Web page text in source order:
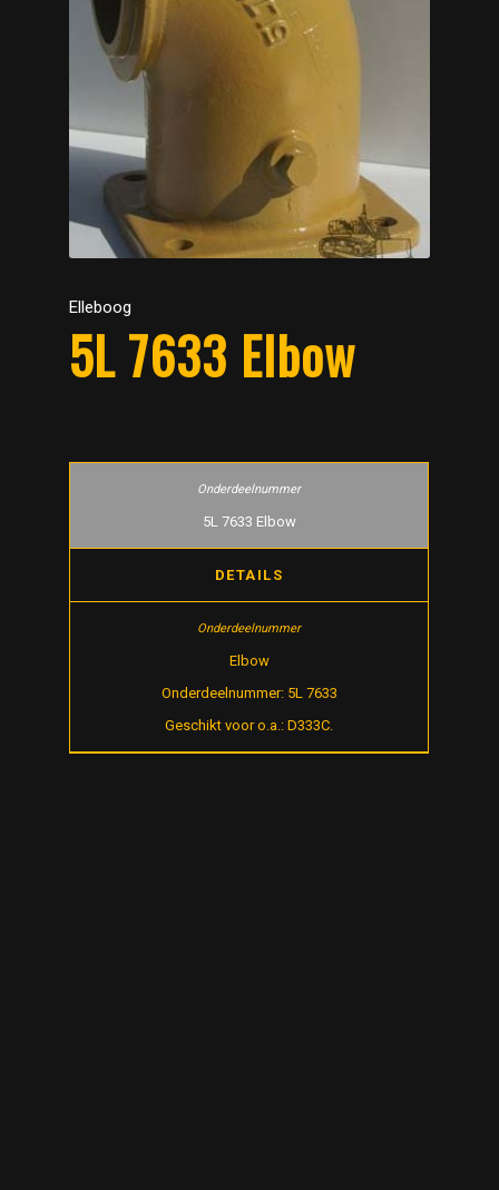
Elleboog
5L 7633 Elbow
5L 7633 Elbow
DETAILS
Elbow
Onderdeelnummer: 5L 7633
Geschikt voor o.a.: D333C.